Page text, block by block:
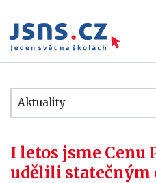
Aktuality
I letos jsme Cenu
udělili statečným